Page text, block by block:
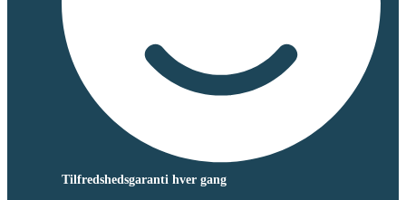
Tilfredshedsgaranti hver gang